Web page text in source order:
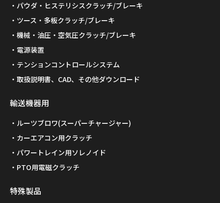
パウダ・ヒステリシスクラッチ/ブレーキ
ツース・多板クラッチ/ブレーキ
機械・油圧・空気圧クラッチ/ブレーキ
電源装置
テンションコントロールシステム
取扱説明書、CAD、その他ダウンロード
輸送機器用
ルーツブロワ(スーパーチャージャー)
カーエアコン用クラッチ
パワートレイン用ソレノイド
PTO用電磁クラッチ
特殊製品